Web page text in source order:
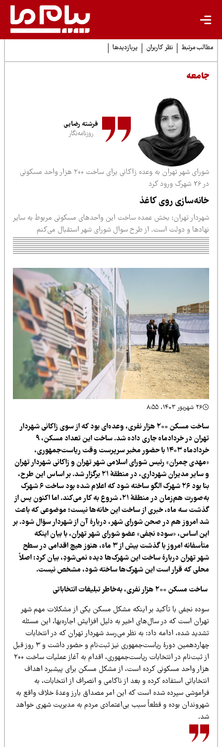
مرتبط نظر کاربران پربازدیدها
فرشته رضایی
روزنامه‌نگار
شورای شهر تهران به وعده زاکانی برای ساخت ۲۰۰ هزار واحد مسکونی
روی کاغذ
تهران: بخش عمده ساخت این واحدهای مسکونی مربوط به سایر
و دولت است. از طرح سوال شورای شهر استقبال می‌کنم
ساخت مسکن ۲۰۰ هزار نفری، وعده‌ای بود که از سوی زاکانی شهردار
تهران در خردادماه جاری داده شد. ساخت این تعداد مسکن، ۹
خردادماه ۱۴۰۳ با حضور مخبر سرپرست وقت ریاست‌جمهوری،
چمران» رئیس شورای اسلامی شهر تهران و زاکانی شهردار تهران
و سایر مدیران شهرداری، در منطقۀ ۲۱ برگزار شد. بر اساس این طرح،
بنا بود ۲۶ شهرک الگو ساخته شود که اعلام شده بود ساخت ۶ شهرک
به‌صورت هم‌زمان در منطقۀ ۲۱، شروع به کار می‌کند. اما اکنون پس از
سه ماه، خبری از ساخت این خانه‌ها نیست؛ موضوعی که باعث
امروز هم در صحن شورای شهر، دربارۀ آن از شهردار سؤال شود. بر
اساس، «سوده نجفی» عضو شورای شهر تهران، با بیان اینکه
متأسفانه امروز با گذشت بیش از ۳ ماه، هنوز هیچ اقدامی در سطح
تهران دربارۀ ساخت این شهرک‌ها دیده نمی‌شودِ، بیان کرد: اصلاً
که قرار است این شهرک‌ها ساخته شود، مشخص نیست.
۲۰۰ هزار نفری، به‌خاطر تبلیغات انتخاباتی
نجفی با تأکید بر اینکه مشکل مسکن یکی از مشکلات مهم شهر
است که در سال‌های اخیر به دلیل افزایش اجاره‌بها، این مسئله
شده، ادامه داد: به نظر می‌رسد شهردار تهران که در انتخابات
چهاردهمین دورۀ ریاست‌جمهوری نیز ثبت‌نام و حضور داشت و ۳ روز قبل
از ثبت‌نام در انتخابات ریاست‌جمهوری، اقدام به آغاز عملیات ساخت ۲۰۰
واحد مسکونی کرده است، از مشکل مسکن برای پیشبرد اهداف
استفاده کرده و بعد از ناکامی و انصراف از انتخابات، به
سپرده شده است که این امر مصداق بارز وعدۀ خلاف واقع به
بوده و قطعاً سبب بی‌اعتمادی مردم به مدیریت شهری خواهد